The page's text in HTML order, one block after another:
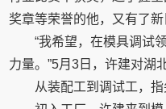
奖章等荣誉的他，又有了新
“我希望，在模具调试
力量。”5月3日，许建对湖
从装配工到调试工，